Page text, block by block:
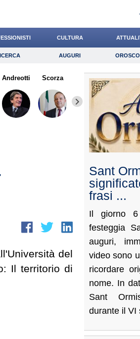
CULTURA
Auguri
Giornalista
AUGURI
Andreotti Scorza Cacciatore Carfagna
del
Il territorio di
Sant
frasi ...
Il giorno 6
festeggia
auguri,
video sono
ricordare
nome. In
Sant
durante il VI